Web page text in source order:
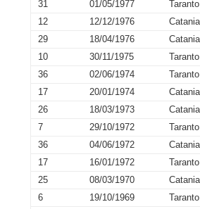
31
01/05/1977 Taranto
12
12/12/1976 Catania
29
18/04/1976 Catania
10
30/11/1975 Taranto
36
02/06/1974 Taranto
17
20/01/1974 Catania
26
18/03/1973 Catania
7
29/10/1972 Taranto
36
04/06/1972 Catania
17
16/01/1972 Taranto
25
08/03/1970 Catania
6
19/10/1969 Taranto